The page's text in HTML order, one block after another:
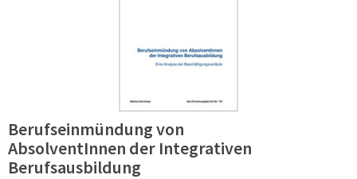
Berufseinmündung von
AbsolventInnen der Integrativen
Berufsausbildung